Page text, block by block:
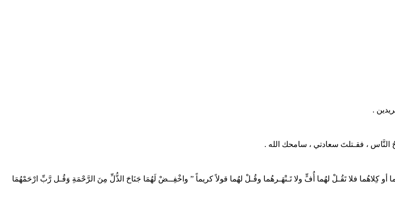
.
النَّاس ، فقـتلتَ سعادتي ، سامحك الله .
أو كِلاهُما فلا تَقُـلْ لهُما أُفٍّ ولا تَـنْهَـرهُما وقُـلْ لهُما قولاً كريماً ” واخْفِــضْ لَهُمَا جَنَاحَ الذُّلِّ مِنَ الرَّحْمَةِ وَقُـل رَّبِّ ارْحَمْهُمَا